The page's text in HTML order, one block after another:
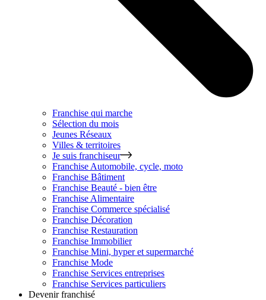
Franchise qui marche
Sélection du mois
Jeunes Réseaux
Villes & territoires
Je suis franchiseur
Franchise Automobile, cycle, moto
Franchise Bâtiment
Franchise Beauté - bien être
Franchise Alimentaire
Franchise Commerce spécialisé
Franchise Décoration
Franchise Restauration
Franchise Immobilier
Franchise Mini, hyper et supermarché
Franchise Mode
Franchise Services entreprises
Franchise Services particuliers
Devenir franchisé